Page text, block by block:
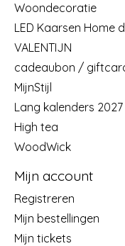
Woondecoratie
LED Kaarsen Home
VALENTIJN
cadeaubon /
MijnStijl
Lang kalenders 2027
High tea
WoodWick
Mijn account
Registreren
Mijn bestellingen
Mijn tickets